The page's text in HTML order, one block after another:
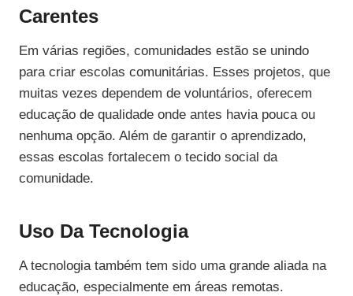
Carentes
Em várias regiões, comunidades estão se unindo
para criar escolas comunitárias. Esses projetos, que
muitas vezes dependem de voluntários, oferecem
educação de qualidade onde antes havia pouca ou
nenhuma opção. Além de garantir o aprendizado,
essas escolas fortalecem o tecido social da
comunidade.
Uso Da Tecnologia
A tecnologia também tem sido uma grande aliada na
educação, especialmente em áreas remotas.